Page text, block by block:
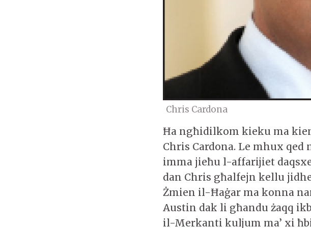
Chris Cardona
Ħa ngħidilkom kieku ma
Chris Cardona. Le mhux
imma jieħu l-affarijiet
dan Chris għalfejn kellu
Żmien il-Ħaġar ma konna
Austin dak li għandu żaqq
il-Merkanti kuljum ma’ xi